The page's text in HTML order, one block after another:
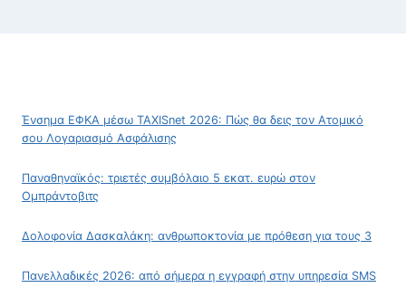
Ένσημα ΕΦΚΑ μέσω TAXISnet 2026: Πώς θα δεις τον Ατομικό
σου Λογαριασμό Ασφάλισης
Παναθηναϊκός: τριετές συμβόλαιο 5 εκατ. ευρώ στον
Ομπράντοβιτς
Δολοφονία Δασκαλάκη: ανθρωποκτονία με πρόθεση για τους 3
Πανελλαδικές 2026: από σήμερα η εγγραφή στην υπηρεσία SMS